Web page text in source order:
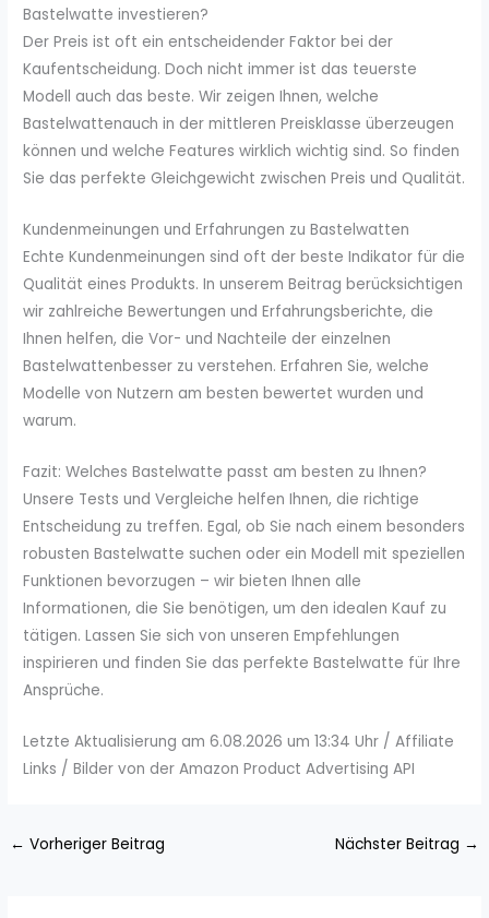
Bastelwatte investieren?
Der Preis ist oft ein entscheidender Faktor bei der
Kaufentscheidung. Doch nicht immer ist das teuerste
Modell auch das beste. Wir zeigen Ihnen, welche
Bastelwattenauch in der mittleren Preisklasse überzeugen
können und welche Features wirklich wichtig sind. So finden
Sie das perfekte Gleichgewicht zwischen Preis und Qualität.
Kundenmeinungen und Erfahrungen zu Bastelwatten
Echte Kundenmeinungen sind oft der beste Indikator für die
Qualität eines Produkts. In unserem Beitrag berücksichtigen
wir zahlreiche Bewertungen und Erfahrungsberichte, die
Ihnen helfen, die Vor- und Nachteile der einzelnen
Bastelwattenbesser zu verstehen. Erfahren Sie, welche
Modelle von Nutzern am besten bewertet wurden und
warum.
Fazit: Welches Bastelwatte passt am besten zu Ihnen?
Unsere Tests und Vergleiche helfen Ihnen, die richtige
Entscheidung zu treffen. Egal, ob Sie nach einem besonders
robusten Bastelwatte suchen oder ein Modell mit speziellen
Funktionen bevorzugen – wir bieten Ihnen alle
Informationen, die Sie benötigen, um den idealen Kauf zu
tätigen. Lassen Sie sich von unseren Empfehlungen
inspirieren und finden Sie das perfekte Bastelwatte für Ihre
Ansprüche.
Letzte Aktualisierung am 6.08.2026 um 13:34 Uhr / Affiliate
Links / Bilder von der Amazon Product Advertising API
← Vorheriger Beitrag Nächster Beitrag →